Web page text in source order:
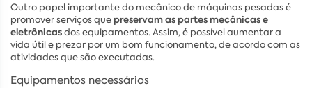
Outro papel importante do mecânico de máquinas pesadas é
promover serviços quepreservam as partes mecânicas e
eletrônicasdos equipamentos. Assim, é possível aumentar a
vida útil e prezar por um bom funcionamento, de acordo com as
atividades que são executadas.
Equipamentos necessários